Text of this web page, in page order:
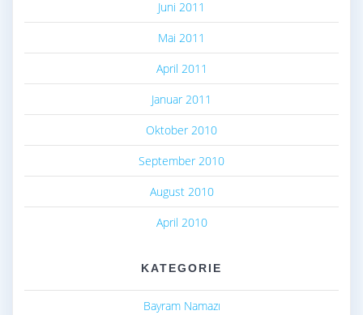
Juni 2011
Mai 2011
April 2011
Januar 2011
Oktober 2010
September 2010
August 2010
April 2010
KATEGORIE
Bayram Namazı